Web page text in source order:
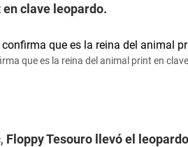
clave leopardo.
que es la reina del animal print en
Floppy Tesouro llevó el